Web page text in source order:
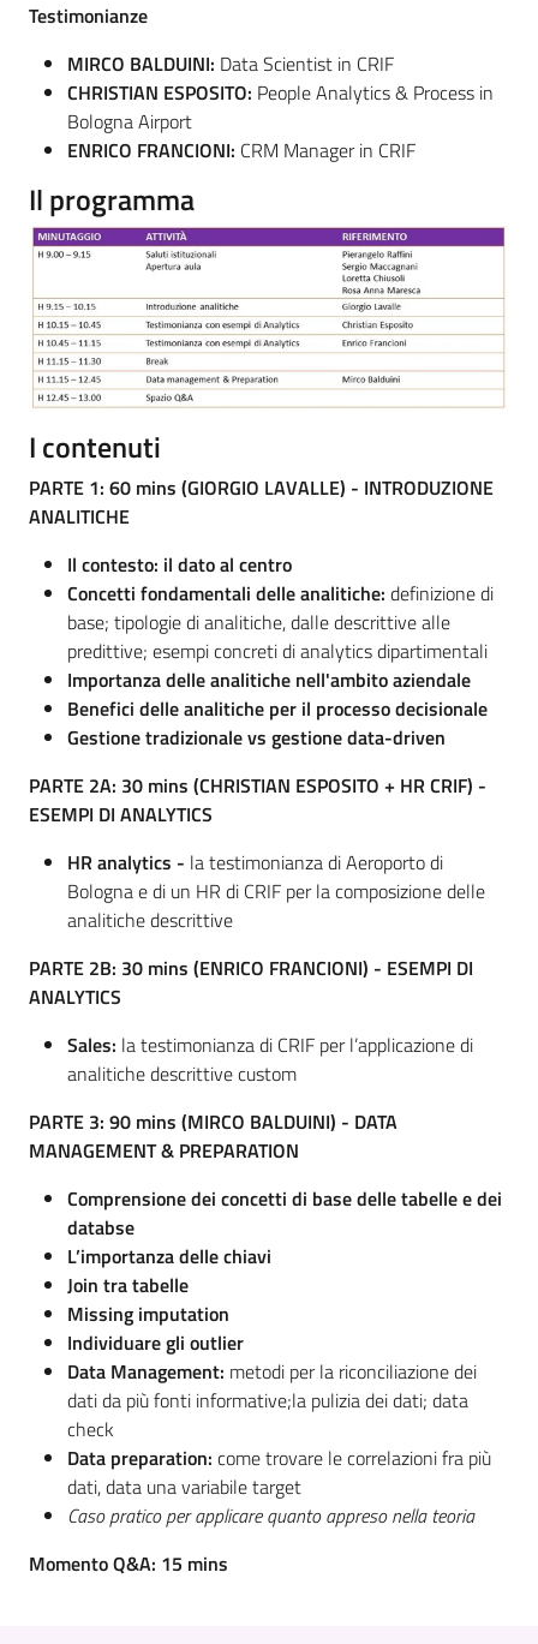
Testimonianze
MIRCO BALDUINI: Data Scientist in CRIF
CHRISTIAN ESPOSITO: People Analytics & Process in
Bologna Airport
ENRICO FRANCIONI: CRM Manager in CRIF
Il programma
I contenuti
PARTE 1: 60 mins (GIORGIO LAVALLE) - INTRODUZIONE
ANALITICHE
Il contesto: il dato al centro
Concetti fondamentali delle analitiche: definizione di
base; tipologie di analitiche, dalle descrittive alle
predittive; esempi concreti di analytics dipartimentali
Importanza delle analitiche nell'ambito aziendale
Benefici delle analitiche per il processo decisionale
Gestione tradizionale vs gestione data-driven
PARTE 2A: 30 mins (CHRISTIAN ESPOSITO + HR CRIF) -
ESEMPI DI ANALYTICS
HR analytics - la testimonianza di Aeroporto di
Bologna e di un HR di CRIF per la composizione delle
analitiche descrittive
PARTE 2B: 30 mins (ENRICO FRANCIONI) - ESEMPI DI
ANALYTICS
Sales: la testimonianza di CRIF per l’applicazione di
analitiche descrittive custom
PARTE 3: 90 mins (MIRCO BALDUINI) - DATA
MANAGEMENT & PREPARATION
Comprensione dei concetti di base delle tabelle e dei
databse
L’importanza delle chiavi
Join tra tabelle
Missing imputation
Individuare gli outlier
Data Management: metodi per la riconciliazione dei
dati da più fonti informative;la pulizia dei dati; data
check
Data preparation: come trovare le correlazioni fra più
dati, data una variabile target
Caso pratico per applicare quanto appreso nella teoria
Momento Q&A: 15 mins